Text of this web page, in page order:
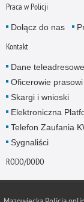
Praca w Policji
Dołącz do nas
Kontakt
Dane teleadresowe
Oficerowie
Skargi i wnioski
Elektroniczna
Telefon Zaufania
Sygnaliści
RODO/DODO